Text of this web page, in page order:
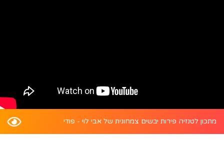
מתכון לטנזיה פירות יבשים צמחונית של אבי לוי - פודי